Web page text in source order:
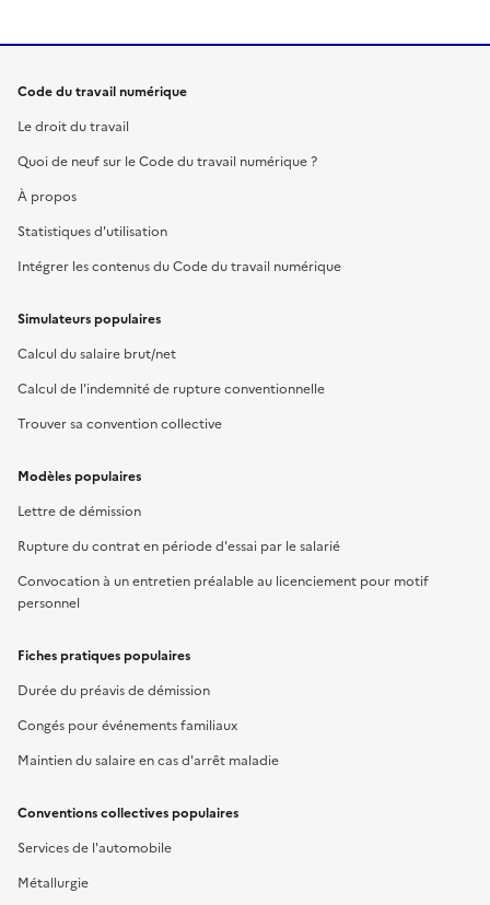
Code du travail numérique
Le droit du travail
Quoi de neuf sur le Code du travail numérique ?
À propos
Statistiques d'utilisation
Intégrer les contenus du Code du travail numérique
Simulateurs populaires
Calcul du salaire brut/net
Calcul de l'indemnité de rupture conventionnelle
Trouver sa convention collective
Modèles populaires
Lettre de démission
Rupture du contrat en période d'essai par le salarié
Convocation à un entretien préalable au licenciement pour motif
personnel
Fiches pratiques populaires
Durée du préavis de démission
Congés pour événements familiaux
Maintien du salaire en cas d'arrêt maladie
Conventions collectives populaires
Services de l'automobile
Métallurgie